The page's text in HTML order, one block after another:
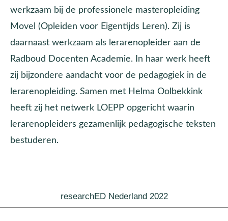
werkzaam bij de professionele masteropleiding
Movel (Opleiden voor Eigentijds Leren). Zij is
daarnaast werkzaam als lerarenopleider aan de
Radboud Docenten Academie. In haar werk heeft
zij bijzondere aandacht voor de pedagogiek in de
lerarenopleiding. Samen met Helma Oolbekkink
heeft zij het netwerk LOEPP opgericht waarin
lerarenopleiders gezamenlijk pedagogische teksten
bestuderen.
researchED Nederland 2022